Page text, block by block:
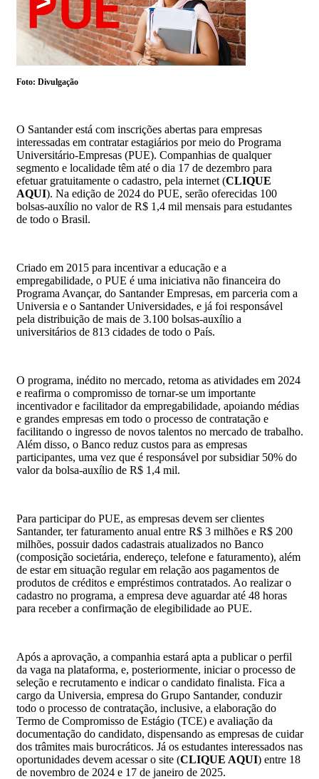
Foto: Divulgação
O Santander está com inscrições abertas para empresas
interessadas em contratar estagiários por meio do Programa
Universitário-Empresas (PUE). Companhias de qualquer
segmento e localidade têm até o dia 17 de dezembro para
efetuar gratuitamente o cadastro, pela internet (CLIQUE
AQUI). Na edição de 2024 do PUE, serão oferecidas 100
bolsas-auxílio no valor de R$ 1,4 mil mensais para estudantes
de todo o Brasil.
Criado em 2015 para incentivar a educação e a
empregabilidade, o PUE é uma iniciativa não financeira do
Programa Avançar, do Santander Empresas, em parceria com a
Universia e o Santander Universidades, e já foi responsável
pela distribuição de mais de 3.100 bolsas-auxílio a
universitários de 813 cidades de todo o País.
O programa, inédito no mercado, retoma as atividades em 2024
e reafirma o compromisso de tornar-se um importante
incentivador e facilitador da empregabilidade, apoiando médias
e grandes empresas em todo o processo de contratação e
facilitando o ingresso de novos talentos no mercado de trabalho.
Além disso, o Banco reduz custos para as empresas
participantes, uma vez que é responsável por subsidiar 50% do
valor da bolsa-auxílio de R$ 1,4 mil.
Para participar do PUE, as empresas devem ser clientes
Santander, ter faturamento anual entre R$ 3 milhões e R$ 200
milhões, possuir dados cadastrais atualizados no Banco
(composição societária, endereço, telefone e faturamento), além
de estar em situação regular em relação aos pagamentos de
produtos de créditos e empréstimos contratados. Ao realizar o
cadastro no programa, a empresa deve aguardar até 48 horas
para receber a confirmação de elegibilidade ao PUE.
Após a aprovação, a companhia estará apta a publicar o perfil
da vaga na plataforma, e, posteriormente, iniciar o processo de
seleção e recrutamento e indicar o candidato finalista. Fica a
cargo da Universia, empresa do Grupo Santander, conduzir
todo o processo de contratação, inclusive, a elaboração do
Termo de Compromisso de Estágio (TCE) e avaliação da
documentação do candidato, dispensando as empresas de cuidar
dos trâmites mais burocráticos. Já os estudantes interessados nas
oportunidades devem acessar o site (CLIQUE AQUI) entre 18
de novembro de 2024 e 17 de janeiro de 2025.